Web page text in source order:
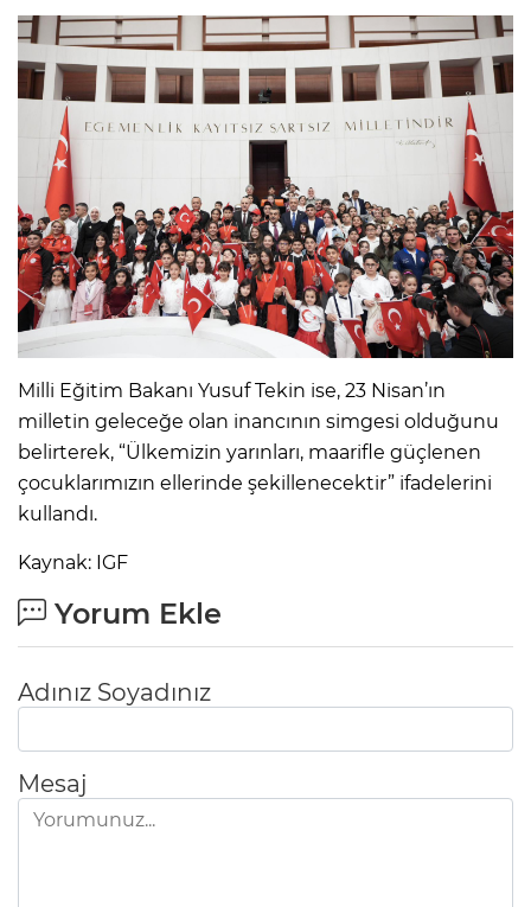
Milli Eğitim Bakanı Yusuf Tekin ise, 23 Nisan’ın
milletin geleceğe olan inancının simgesi olduğunu
belirterek, “Ülkemizin yarınları, maarifle güçlenen
çocuklarımızın ellerinde şekillenecektir” ifadelerini
kullandı.
Kaynak: IGF
Yorum Ekle
Adınız Soyadınız
Mesaj